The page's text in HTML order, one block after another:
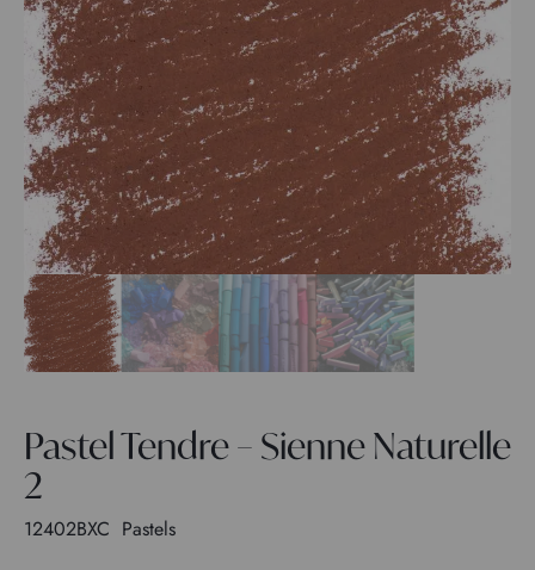
Pastel Tendre – Sienne Naturelle
2
12402BXC Pastels